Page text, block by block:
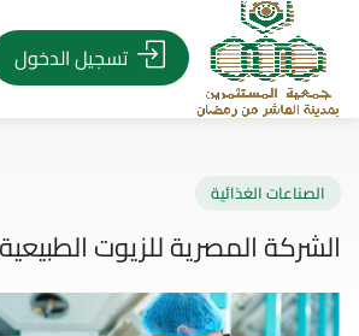
تسجيل الدخول
المصرية للزيوت الطبيعية